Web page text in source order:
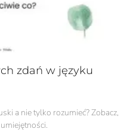
zdań w języku
a nie tylko rozumieć? Zobacz,